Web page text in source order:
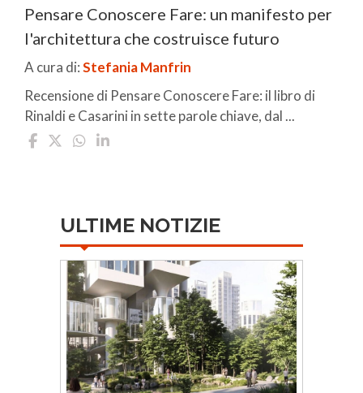
Pensare Conoscere Fare: un manifesto per
l'architettura che costruisce futuro
A cura di:Stefania Manfrin
Recensione di Pensare Conoscere Fare: il libro di
Rinaldi e Casarini in sette parole chiave, dal ...
ULTIME NOTIZIE